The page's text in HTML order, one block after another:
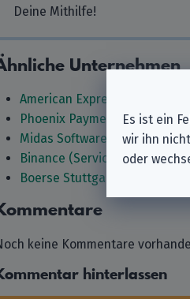
Deine Mithilfe!
Unternehmen
American Express Europe S.A.
Phoenix Payments BV
Midas Software GmbH
Binance (Services Holdings)
Boerse Stuttgart GmbH
keine Kommentare
hinterlassen
Es ist ein
wir ihn
oder